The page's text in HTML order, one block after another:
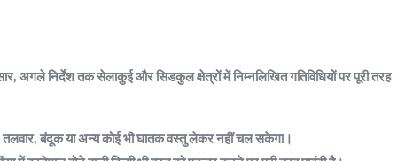
अगले निर्देश तक सेलाकुई और सिडकुल क्षेत्रों में निम्नलिखित गतिविधियों पर पूरी तरह
तलवार, बंदूक या अन्य कोई भी घातक वस्तु लेकर नहीं चल सकेगा।